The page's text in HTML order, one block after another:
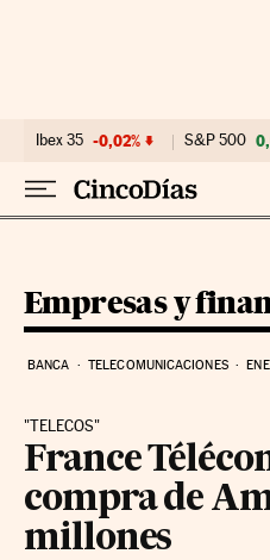
Ibex 35 -0,02% S&P 500
Empresas y
BANCA TELECOMUNICACIONES
"TELECOS"
France
compra de
millones